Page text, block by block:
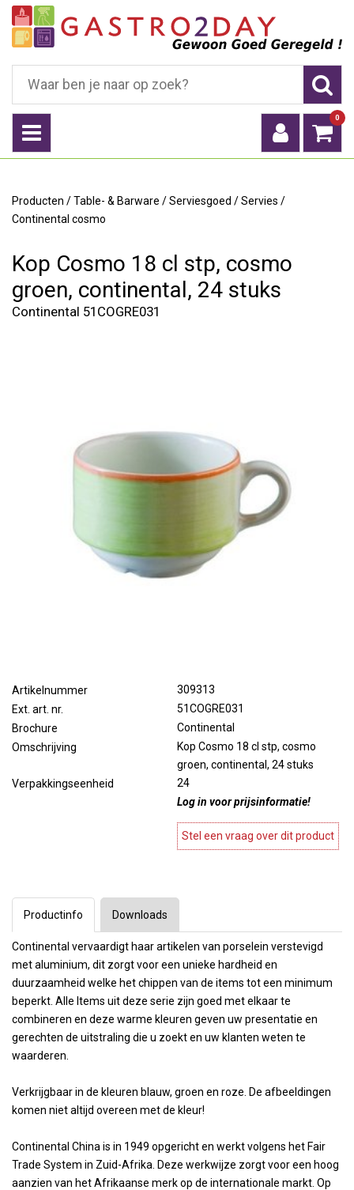
0
Producten /Table- & Barware /Serviesgoed /Servies /
Continental cosmo
Kop Cosmo 18 cl stp, cosmo
groen, continental, 24 stuks
Continental 51COGRE031
Artikelnummer
309313
Ext. art. nr.
51COGRE031
Brochure
Continental
Omschrijving
Kop Cosmo 18 cl stp, cosmo
groen, continental, 24 stuks
Verpakkingseenheid
24
Log in voor prijsinformatie!
Stel een vraag over dit product
Productinfo
Continental vervaardigt haar artikelen van porselein verstevigd
met aluminium, dit zorgt voor een unieke hardheid en
duurzaamheid welke het chippen van de items tot een minimum
beperkt. Alle Items uit deze serie zijn goed met elkaar te
combineren en deze warme kleuren geven uw presentatie en
gerechten de uitstraling die u zoekt en uw klanten weten te
waarderen.
Verkrijgbaar in de kleuren blauw, groen en roze. De afbeeldingen
komen niet altijd overeen met de kleur!
Continental China is in 1949 opgericht en werkt volgens het Fair
Trade System in Zuid-Afrika. Deze werkwijze zorgt voor een hoog
aanzien van het Afrikaanse merk op de internationale markt. Op
Downloads